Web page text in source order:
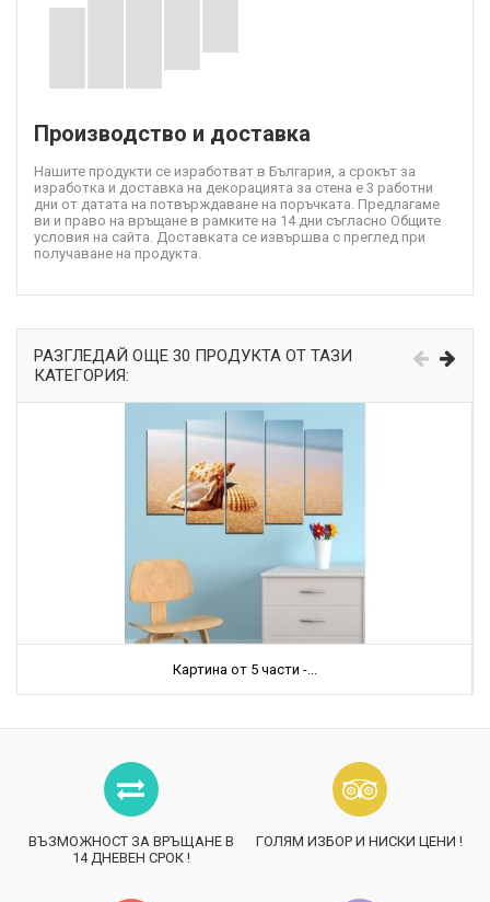
Производство и доставка
Нашите продукти се изработват в България, а срокът за
изработка и доставка на декорацията за стена е 3 работни
дни от датата на потвърждаване на поръчката. Предлагаме
ви и право на връщане в рамките на 14 дни съгласно Общите
условия на сайта. Доставката се извършва с преглед при
получаване на продукта.
РАЗГЛЕДАЙ ОЩЕ 30 ПРОДУКТА ОТ ТАЗИ
КАТЕГОРИЯ:
Картина от 5 части -...
ВЪЗМОЖНОСТ ЗА ВРЪЩАНЕ В
14 ДНЕВЕН СРОК !
ГОЛЯМ ИЗБОР И НИСКИ ЦЕНИ !